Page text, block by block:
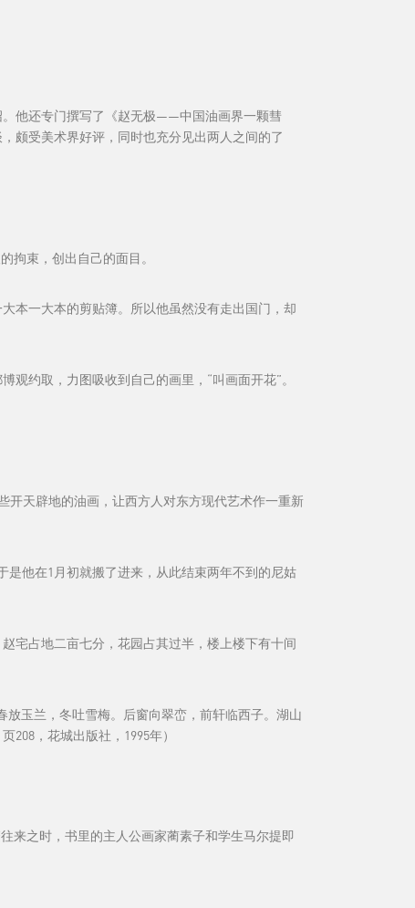
。他还专门撰写了《赵无极——中国油画界一颗彗
颇受美术界好评，同时也充分见出两人之间的了
拘束，创出自己的面目。
本一大本的剪贴簿。所以他虽然没有走出国门，却
约取，力图吸收到自己的画里，“叫画面开花”。
天辟地的油画，让西方人对东方现代艺术作一重新
是他在1月初就搬了进来，从此结束两年不到的尼姑
宅占地二亩七分，花园占其过半，楼上楼下有十间
玉兰，冬吐雪梅。后窗向翠峦，前轩临西子。湖山
208，花城出版社，1995年）
来之时，书里的主人公画家蔺素子和学生马尔提即